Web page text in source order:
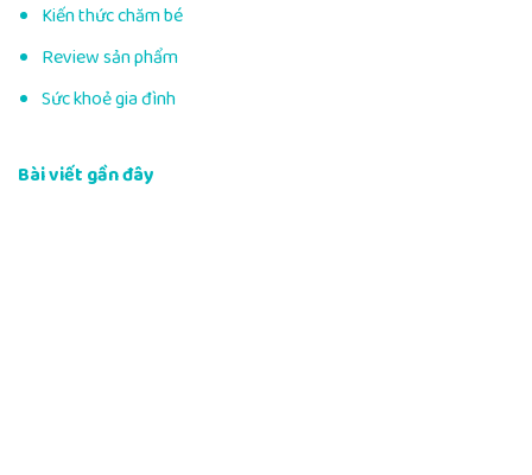
Kiến thức chăm bé
Review sản phẩm
Sức khoẻ gia đình
Bài viết gần đây